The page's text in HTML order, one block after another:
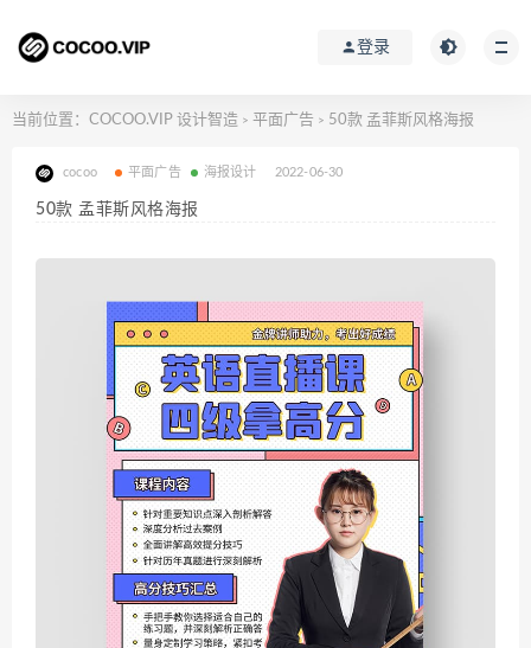
登录
当前位置： COCOO.VIP 设计智造 > 平面广告 > 50款 孟菲斯风格海报
cocoo 平面广告 海报设计 2022-06-30
50款 孟菲斯风格海报